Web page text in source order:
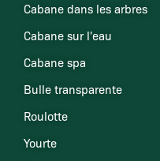
Cabane dans les arbres
Cabane sur l'eau
Cabane spa
Bulle transparente
Roulotte
Yourte